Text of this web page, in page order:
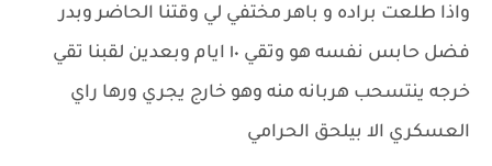
واذا طلعت براده و باهر مختفي لي وقتنا الحاضر وبدر
فضل حابس نفسه هو وتقي ١٠ ايام وبعدين لقبنا تقي
خرجه ينتسحب هربانه منه وهو خارج يجري ورها راي
العسكري الا بيلحق الحرامي